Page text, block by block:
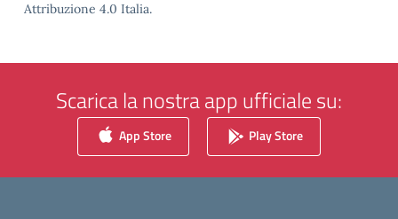
Attribuzione 4.0 Italia.
Scarica la nostra app ufficiale su:
App Store Play Store